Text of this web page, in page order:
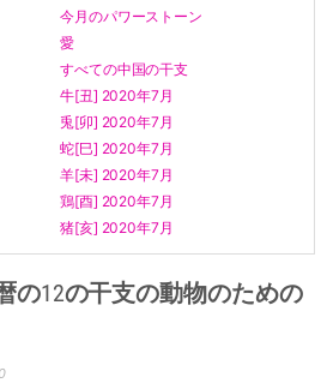
今月のパワーストーン
愛
すべての中国の干支
牛[丑] 2020年7月
兎[卯] 2020年7月
蛇[巳] 2020年7月
羊[未] 2020年7月
鶏[酉] 2020年7月
猪[亥] 2020年7月
の12の干支の動物のための